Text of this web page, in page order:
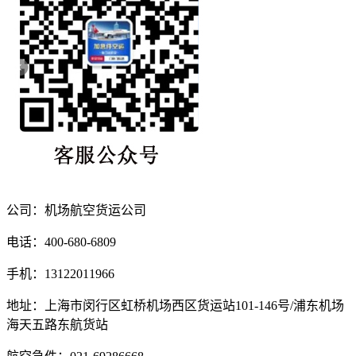
公司：机场航空货运公司
电话：400-680-6809
手机：13122011966
地址：上海市闵行区虹桥机场西区货运站101-146号/浦东机场
海天五路东航货站